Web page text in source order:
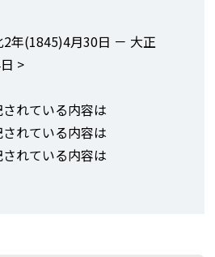
年(1845)4月30日 － 大正
>
れている内容は
れている内容は
れている内容は